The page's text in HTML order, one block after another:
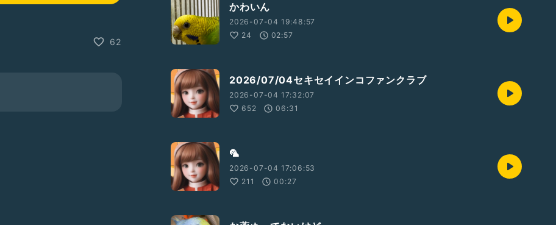
62
かわいん
2026-07-04 19:48:57
24
02:57
2026/07/04セキセイインコファンクラブ
2026-07-04 17:32:07
652
06:31
🦜
2026-07-04 17:06:53
211
00:27